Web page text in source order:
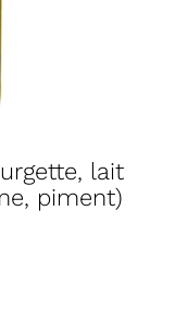
lait
piment)